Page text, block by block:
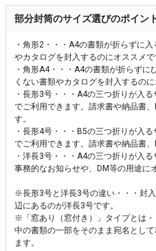
部分封筒のサイズ選びのポイン
・角形2・・・A4の書類が折らずに
やカタログを封入するのにオススメで
・角形A4・・・A4の書類が折らず
くない書類やカタログを封入するのに
・長形3号・・・A4の三つ折りが入
でご利用できます。請求書や納品書
す。
・長形4号・・・B5の三つ折りが入
でご利用できます。請求書や納品書、
・洋長3号・・・A4の三つ折りが入
事務的なお知らせや、DM等の用途に
※長形3号と洋長3号の違い・・・封
辺にあるのが洋長3号です。
※「窓あり（窓付き）」タイプとは
中の書類の一部をそのまま宛名とし
ます。